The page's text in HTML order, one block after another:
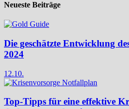
Neueste Beiträge
Die geschätzte Entwicklung
2024
12.10.
Top-Tipps für eine effektive